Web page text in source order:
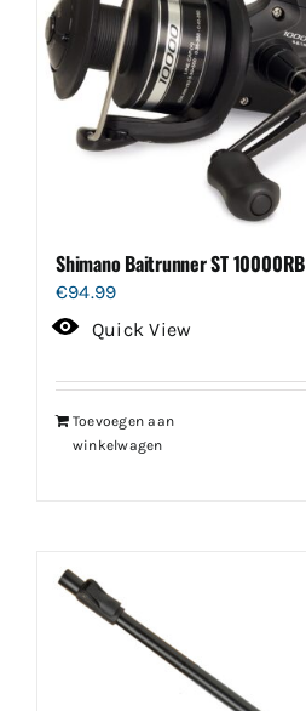
Shimano Baitrunner ST 10000RB
€94.99
Quick View
Toevoegen aan
winkelwagen